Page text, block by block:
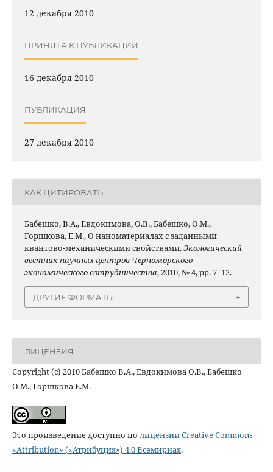
12 декабря 2010
ПРИНЯТА К ПУБЛИКАЦИИ
16 декабря 2010
ПУБЛИКАЦИЯ
27 декабря 2010
КАК ЦИТИРОВАТЬ
Бабешко, В.А., Евдокимова, О.В., Бабешко, О.М.,
Горшкова, Е.М., О наноматериалах с заданными
квантово-механическими свойствами.Экологический
вестник научных центров Черноморского
экономического сотрудничества, 2010, № 4, pp. 7–12.
ДРУГИЕ ФОРМАТЫ
ЛИЦЕНЗИЯ
Copyright (c) 2010 Бабешко В.А., Евдокимова О.В., Бабешко
О.М., Горшкова Е.М.
Это произведение доступно по лицензии Creative Commons
«Attribution» («Атрибуция») 4.0 Всемирная.